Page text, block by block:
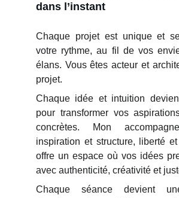
Chaque projet est unique et
votre rythme, au fil de vos
élans. Vous êtes acteur et
projet.
Chaque idée et intuition
pour transformer vos
concrètes. Mon
inspiration et structure, liberté
offre un espace où vos idées
avec authenticité, créativité et
Chaque séance devient
dans l’instant